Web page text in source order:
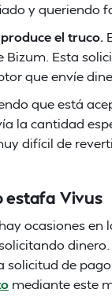
y queriendo
el truco.
Bizum. Esta
que envíe
que está
la cantidad
difícil de
estafa Vivus
ocasiones
solicitud de
mediante este